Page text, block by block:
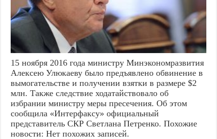
15 ноября 2016 года министру Минэкономразвития
Алексею Улюкаеву было предъявлено обвинение в
вымогательстве и получении взятки в размере $2
млн. Также следствие ходатайствовало об
избрании министру меры пресечения. Об этом
сообщила «Интерфаксу» официальный
представитель СКР Светлана Петренко. Похожие
новости: Нет похожих записей.